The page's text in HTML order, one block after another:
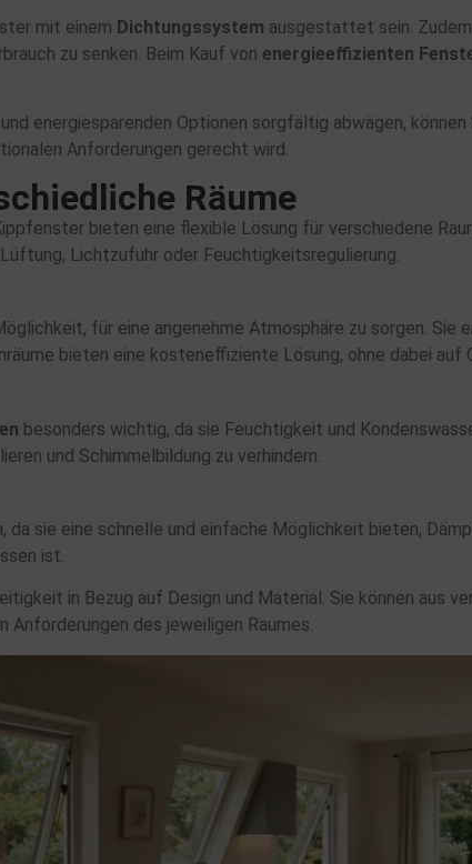
mit einem Dichtungssystem ausgestattet sein.
zu senken. Beim Kauf von energieeffizienten
energiesparenden Optionen sorgfältig abwägen,
Anforderungen gerecht wird.
Räume
bieten eine flexible Lösung für verschiedene
Lichtzufuhr oder Feuchtigkeitsregulierung.
für eine angenehme Atmosphäre zu sorgen.
bieten eine kosteneffiziente Lösung, ohne dabei auf
besonders wichtig, da sie Feuchtigkeit und
und Schimmelbildung zu verhindern.
sie eine schnelle und einfache Möglichkeit bieten,
ist.
in Bezug auf Design und Material. Sie können aus
des jeweiligen Raumes.